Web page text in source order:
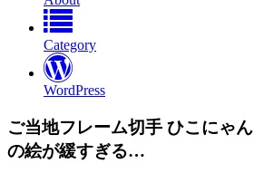
Category
WordPress
ご当地フレーム切手 ひこにゃ
の絵が緩すぎる…